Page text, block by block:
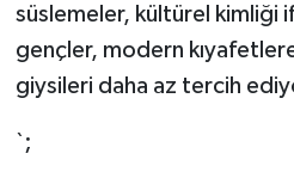
süslemeler, kültürel kimliği
gençler, modern
giysileri daha az tercih
`;